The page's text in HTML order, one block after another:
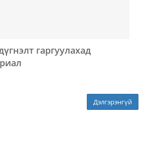
гаргуулахад
Дэлгэрэнгүй